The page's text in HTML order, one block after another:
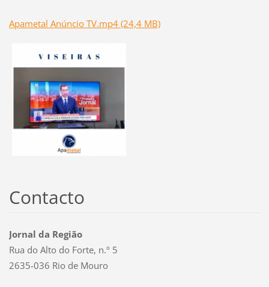
Apametal Anúncio TV.mp4 (24,4 MB)
Contacto
Jornal da Região
Rua do Alto do Forte, n.º 5
2635-036 Rio de Mouro